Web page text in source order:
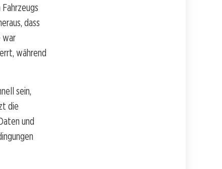
dass
war
während
sein,
die
und